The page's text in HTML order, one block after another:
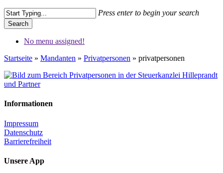
Press enter to begin your search
Search
SearchNo menu assigned!
Startseite » Mandanten » Privatpersonen » privatpersonen
Informationen
Impressum
Datenschutz
Barrierefreiheit
Unsere App